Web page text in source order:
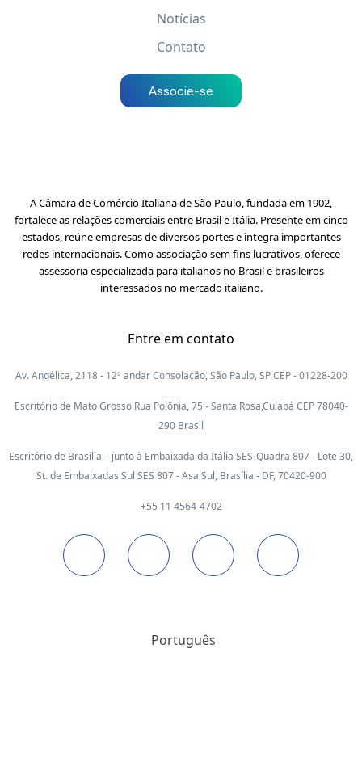
Notícias
Contato
Associe-se
A Câmara de Comércio Italiana de São Paulo, fundada em 1902,
fortalece as relações comerciais entre Brasil e Itália. Presente em cinco
estados, reúne empresas de diversos portes e integra importantes
redes internacionais. Como associação sem fins lucrativos, oferece
assessoria especializada para italianos no Brasil e brasileiros
interessados no mercado italiano.
Entre em contato
Av. Angélica, 2118 - 12º andar Consolação, São Paulo, SP CEP - 01228-200
Escritório de Mato Grosso Rua Polônia, 75 - Santa Rosa,Cuiabá CEP 78040-
290 Brasil
Escritório de Brasília – junto à Embaixada da Itália SES-Quadra 807 - Lote 30,
St. de Embaixadas Sul SES 807 - Asa Sul, Brasília - DF, 70420-900
+55 11 4564-4702
Português